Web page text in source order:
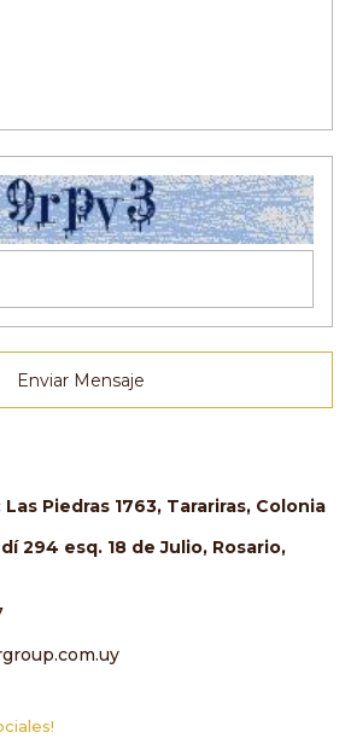
Enviar Mensaje
Piedras 1763, Tarariras, Colonia
294 esq. 18 de Julio, Rosario,